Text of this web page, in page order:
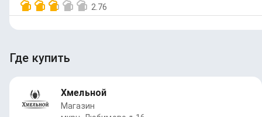
2.76
Где купить
Хмельной
Магазин